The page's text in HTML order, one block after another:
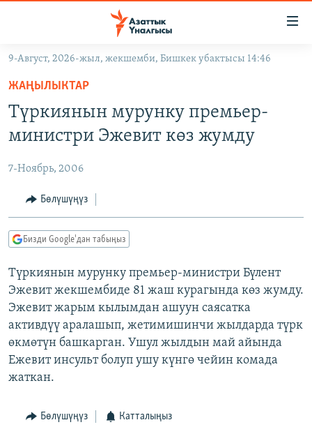
Навигацияга
өтүңүз
Издөөгө
салыңызКЫРГЫЗСТАН
ЭКОНОМИКА
МАДАНИЯТ
ДҮЙНӨ
БОРБОР АЗИЯ
АТАЙЫН ИЛИКТӨӨ
ТВ ПРОГРАММАЛАР
ЭКСПЕРТТЕР ТАЛДАЙТ
БИЗ ЖАНА ДҮЙНӨ
ЭЖЕ-СИҢДИЛЕР
АЗАТТЫК+
ЫҢГАЙСЫЗ СУРООЛОР
ӨЗГӨЧӨ ПИКИР
Русский
ОНЛАЙН ШЕРИНЕ
ЭЕ/АРнун бардык сайттары
9-Август, 2026-жыл, жекшемби, Бишкек убактысы 14:46
ЖАҢЫЛЫКТАР
Түркиянын мурунку премьер-
министри Эжевит көз жумду
7-Ноябрь, 2006
Бөлүшүңүз
Бизди Google'дан табыңыз
Түркиянын мурунку премьер-министри Бүлент
Эжевит жекшембиде 81 жаш курагында көз жумду.
Эжевит жарым кылымдан ашуун саясатка
активдүү аралашып, жетимишинчи жылдарда түрк
өкмөтүн башкарган. Ушул жылдын май айында
Ежевит инсульт болуп ушу күнгө чейин комада
жаткан.
Бөлүшүңүз Катталыңыз